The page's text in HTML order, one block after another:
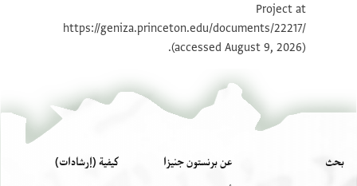
بيان أذونات الصورة
Project at
https://geniza.princeton.edu/documents/22217/
(accessed August 9, 2026).
بحث عن برنستون جنيزا كيفية (إرشادات)